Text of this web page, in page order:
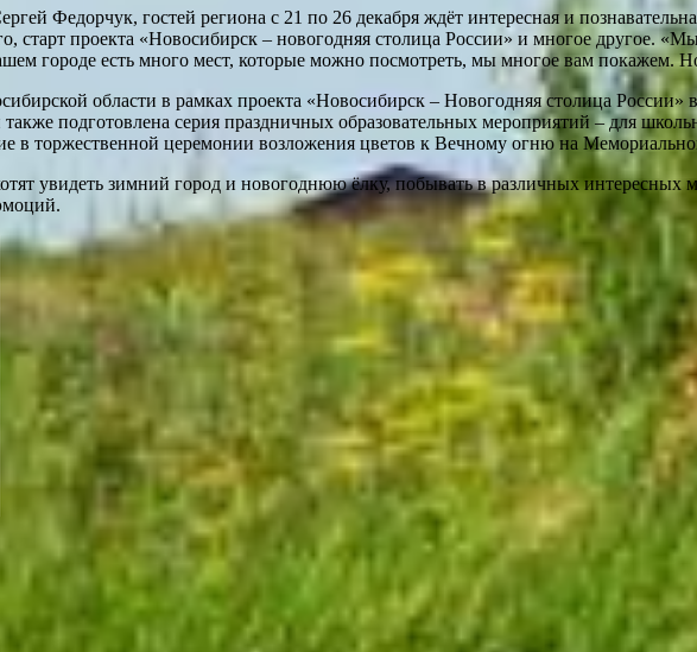
Федорчук, гостей региона с 21 по 26 декабря ждёт интересная и
старт проекта «Новосибирск – новогодняя столица России» и многое другое.
городе есть много мест, которые можно посмотреть, мы многое вам покажем.
области в рамках проекта «Новосибирск – Новогодняя столица
подготовлена серия праздничных образовательных мероприятий – для
в торжественной церемонии возложения цветов к Вечному огню на
увидеть зимний город и новогоднюю ёлку, побывать в различных интересных